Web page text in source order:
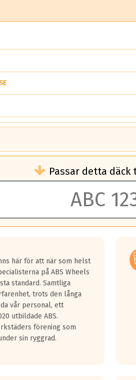
än ett klass G däck.
50 liter bränsle med ett klass A däck
vilken rutt du kör, samt vilken körstil du
lastbilar.
på en väg där det ligger 0.5-1.5 mm
fyra billängder( ca 18meter) mellan
överträffa motorljudet.
ett däck med vågar. Hög bullernivå
kraven som finns i dagsläget, men är
Passar detta
här för att när som helst
på ABS Wheels
standard. Samtliga
trots den långa
vår personal, ett
utbildade ABS.
förening som
sin ryggrad.